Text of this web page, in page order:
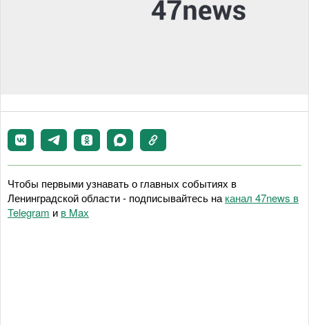
Чтобы первыми узнавать о главных событиях в
Ленинградской области - подписывайтесь на канал 47news в
Telegram и в Maх